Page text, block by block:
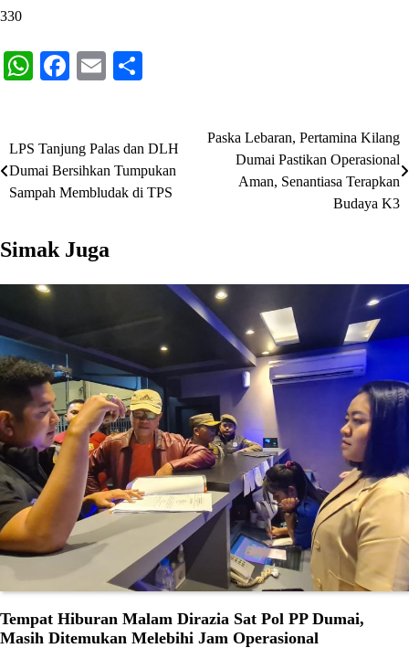
330
WhatsApp
Facebook
Email
Navigasi
pos
LPS Tanjung Palas dan DLH
Dumai Bersihkan Tumpukan
Sampah Membludak di TPS
Paska Lebaran, Pertamina Kilang
Dumai Pastikan Operasional
Aman, Senantiasa Terapkan
Budaya K3
Simak Juga
Tempat Hiburan Malam Dirazia Sat Pol PP Dumai,
Masih Ditemukan Melebihi Jam Operasional